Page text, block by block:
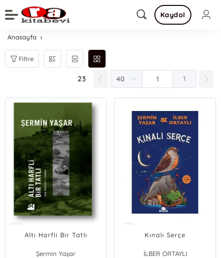
Kaydol
Anasayfa
Filtre
23 1
Altı Harfli Bir Tatlı
Şermin Yaşar
Kınalı Serçe
İLBER ORTAYLI